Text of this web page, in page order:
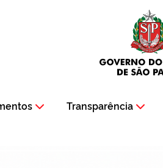
Transparência